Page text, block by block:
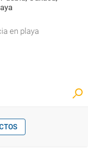
en playa